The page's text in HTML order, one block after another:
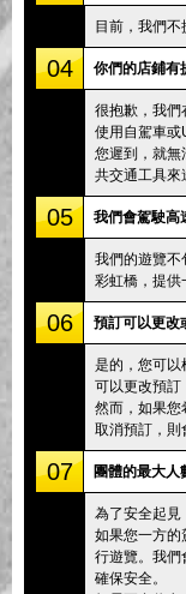
目前，我們不
04 你們的店鋪有
很抱歉，我們
使用自駕車或
您遲到，就無
共交通工具來
05 我們會駕駛高
我們的遊覽不
彩虹橋，提供
06 預訂可以更改
是的，您可以
可以更改預訂
然而，如果您
取消預訂，則
07 團體的最大人
為了安全起見
如果您一方的
行遊覽。我們
確保安全。